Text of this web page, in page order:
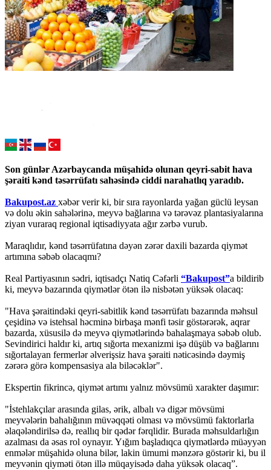
Son günlər Azərbaycanda müşahidə olunan qeyri-sabit hava
şəraiti kənd təsərrüfatı sahəsində ciddi narahatlıq yaradıb.
Bakupost.az xəbər verir ki, bir sıra rayonlarda yağan güclü leysan
və dolu əkin sahələrinə, meyvə bağlarına və tərəvəz plantasiyalarına
ziyan vuraraq regional iqtisadiyyata ağır zərbə vurub.
Maraqlıdır, kənd təsərrüfatına dəyən zərər daxili bazarda qiymət
artımına səbəb olacaqmı?
Real Partiyasının sədri, iqtisadçı Natiq Cəfərli “Bakupost”a bildirib
ki, meyvə bazarında qiymətlər ötən ilə nisbətən yüksək olacaq:
"Hava şəraitindəki qeyri-sabitlik kənd təsərrüfatı bazarında məhsul
çeşidinə və istehsal həcminə birbaşa mənfi təsir göstərərək, aqrar
bazarda, xüsusilə də meyvə qiymətlərində bahalaşmaya səbəb olub.
Sevindirici haldır ki, artıq sığorta mexanizmi işə düşüb və bağlarını
sığortalayan fermerlər əlverişsiz hava şəraiti nəticəsində dəymiş
zərərə görə kompensasiya ala biləcəklər".
Ekspertin fikrincə, qiymət artımı yalnız mövsümü xarakter daşımır:
"İstehlakçılar arasında gilas, ərik, albalı və digər mövsümi
meyvələrin bahalığının müvəqqəti olması və mövsümü faktorlarla
əlaqələndirilsə də, reallıq bir qədər fərqlidir. Burada məhsuldarlığın
azalması da əsas rol oynayır. Yığım başladıqca qiymətlərdə müəyyən
enmələr müşahidə oluna bilər, lakin ümumi mənzərə göstərir ki, bu il
meyvənin qiyməti ötən illə müqayisədə daha yüksək olacaq”.